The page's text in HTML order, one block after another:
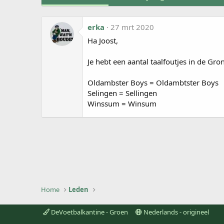
erka
27 mrt 2020
Ha Joost,
Je hebt een aantal taalfoutjes in de
Oldambster Boys = Oldambtster Boys
Selingen = Sellingen
Winssum = Winsum
Home Leden
DeVoetbalkantine - Groen Nederlands - origineel